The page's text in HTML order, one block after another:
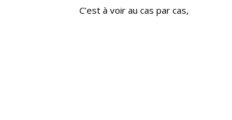
C’est à voir au cas par cas,